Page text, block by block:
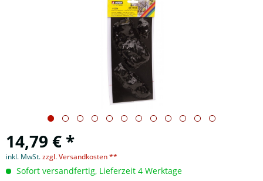
14,79 € *
inkl. MwSt.zzgl. Versandkosten **
Sofort versandfertig, Lieferzeit 4 Werktage